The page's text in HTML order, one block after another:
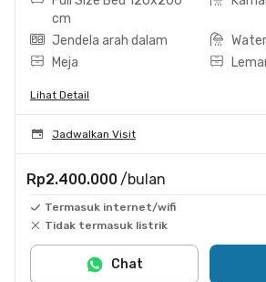
cm
Jendela arah dalam
Meja
Lihat Detail
Jadwalkan Visit
Rp2.400.000 /bulan
Termasuk internet/wifi
Tidak termasuk listrik
Chat